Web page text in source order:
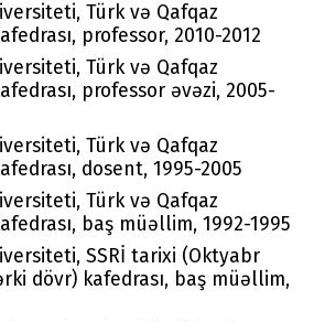
Türk və Qafqaz
professor, 2010-2012
Türk və Qafqaz
professor əvəzi, 2005-
Türk və Qafqaz
dosent, 1995-2005
Türk və Qafqaz
baş müəllim, 1992-1995
SSRİ tarixi (Oktyabr
dövr) kafedrası, baş müəllim,